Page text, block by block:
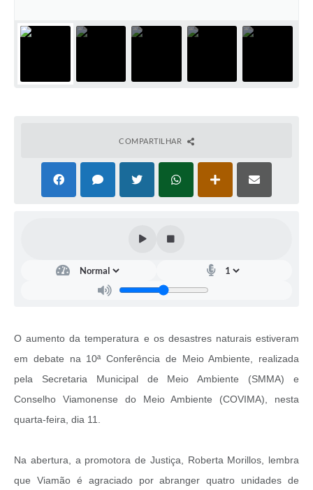
COMPARTILHAR
O aumento da temperatura e os desastres naturais estiveram
em debate na 10ª Conferência de Meio Ambiente, realizada
pela Secretaria Municipal de Meio Ambiente (SMMA) e
Conselho Viamonense do Meio Ambiente (COVIMA), nesta
quarta-feira, dia 11.
Na abertura, a promotora de Justiça, Roberta Morillos, lembra
que Viamão é agraciado por abranger quatro unidades de